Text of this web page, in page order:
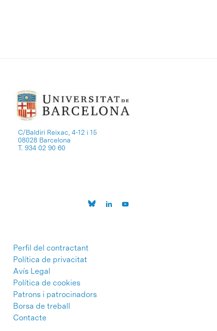
C/Baldiri Reixac, 4-12 i 15
08028 Barcelona
T. 934 02 90 60
Perfil del contractant
Política de privacitat
Avís Legal
Política de cookies
Patrons i patrocinadors
Borsa de treball
Contacte